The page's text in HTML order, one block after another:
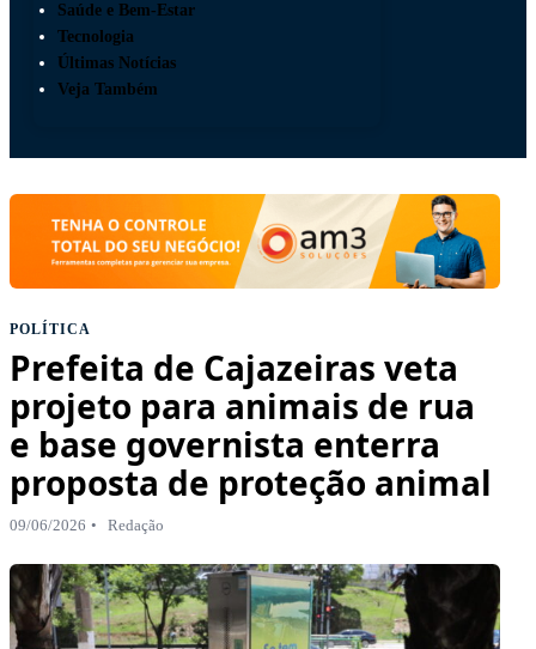
Saúde e Bem-Estar
Tecnologia
Últimas Notícias
Veja Também
POLÍTICA
Prefeita de Cajazeiras veta
projeto para animais de rua
e base governista enterra
proposta de proteção animal
09/06/2026 Redação